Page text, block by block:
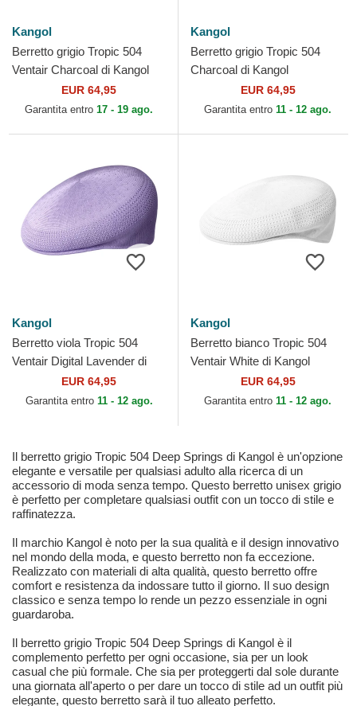
Kangol
Berretto grigio Tropic 504
Ventair Charcoal di Kangol
EUR 64,95
Garantita entro 17 - 19 ago.
Kangol
Berretto grigio Tropic 504
Charcoal di Kangol
EUR 64,95
Garantita entro 11 - 12 ago.
Kangol
Berretto viola Tropic 504
Ventair Digital Lavender di
EUR 64,95
Garantita entro 11 - 12 ago.
Kangol
Berretto bianco Tropic 504
Ventair White di Kangol
EUR 64,95
Garantita entro 11 - 12 ago.
Il berretto grigio Tropic 504 Deep Springs di Kangol è un'opzione
elegante e versatile per qualsiasi adulto alla ricerca di un
accessorio di moda senza tempo. Questo berretto unisex grigio
è perfetto per completare qualsiasi outfit con un tocco di stile e
raffinatezza.
Il marchio Kangol è noto per la sua qualità e il design innovativo
nel mondo della moda, e questo berretto non fa eccezione.
Realizzato con materiali di alta qualità, questo berretto offre
comfort e resistenza da indossare tutto il giorno. Il suo design
classico e senza tempo lo rende un pezzo essenziale in ogni
guardaroba.
Il berretto grigio Tropic 504 Deep Springs di Kangol è il
complemento perfetto per ogni occasione, sia per un look
casual che più formale. Che sia per proteggerti dal sole durante
una giornata all'aperto o per dare un tocco di stile ad un outfit più
elegante, questo berretto sarà il tuo alleato perfetto.